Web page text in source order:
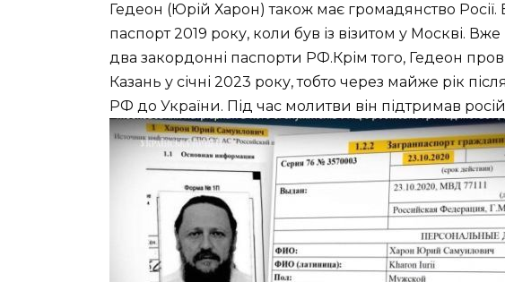
Гедеон (Юрій Харон) також має громадянство
паспорт 2019 року, коли був із візитом у Москві.
два закордонні паспорти РФ.Крім того, Гедеон
Казань у січні 2023 року, тобто через майже рік
РФ до України. Під час молитви він підтримав